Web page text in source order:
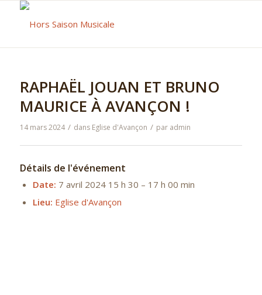
RAPHAËL JOUAN ET BRUNO
MAURICE À AVANÇON !
14 mars 2024 / dans Eglise d'Avançon / par admin
Détails de l'événement
Date: 7 avril 2024 15 h 30 – 17 h 00 min
Lieu: Eglise d'Avançon